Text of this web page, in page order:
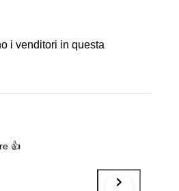
i venditori in questa
👍